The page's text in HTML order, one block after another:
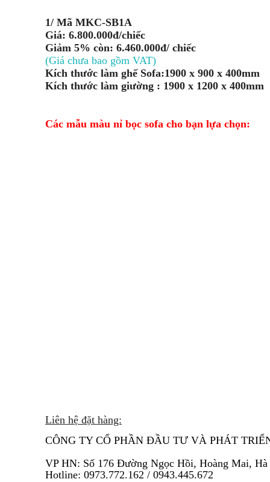
1/ Mã MKC-SB1A
Giá: 6.800.000đ/chiếc
Giảm 5% còn: 6.460.000đ/ chiếc
(Giá chưa bao gồm VAT)
Kích thước làm ghế Sofa:1900 x 900 x 400mm
Kích thước làm giường : 1900 x 1200 x 400mm
Các mẫu màu nỉ bọc sofa cho bạn lựa chọn​:
Liên hệ đặt hàng:
CÔNG TY CỔ PHẦN ĐẦU TƯ VÀ PHÁT
VP HN: Số 176 Đường Ngọc Hồi, Hoàng Mai,
Hotline: 0973.772.162 / 0943.445.672